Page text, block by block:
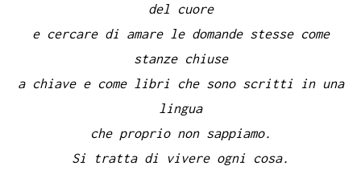
del cuore
e cercare di amare le domande stesse come
stanze chiuse
a chiave e come libri che sono scritti in una
lingua
che proprio non sappiamo.
Si tratta di vivere ogni cosa.